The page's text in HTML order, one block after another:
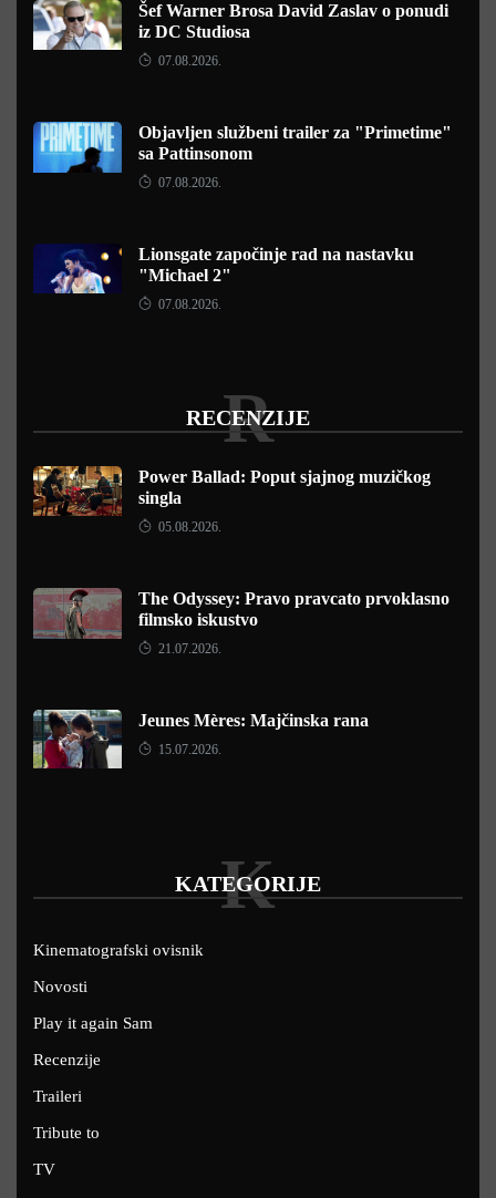
Šef Warner Brosa David Zaslav o ponudi
iz DC Studiosa
07.08.2026.
Objavljen službeni trailer za "Primetime"
sa Pattinsonom
07.08.2026.
Lionsgate započinje rad na nastavku
"Michael 2"
07.08.2026.
RECENZIJE
R
Power Ballad: Poput sjajnog muzičkog
singla
05.08.2026.
The Odyssey: Pravo pravcato prvoklasno
filmsko iskustvo
21.07.2026.
Jeunes Mères: Majčinska rana
15.07.2026.
KATEGORIJE
K
Kinematografski ovisnik
Novosti
Play it again Sam
Recenzije
Traileri
Tribute to
TV